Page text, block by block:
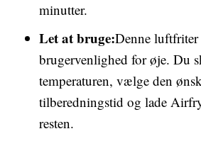
minutter.
Let at bruge:Denne luftfriter
brugervenlighed for øje. Du
temperaturen, vælge den
tilberedningstid og lade
resten.